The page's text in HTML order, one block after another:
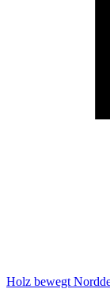
Holz bewegt